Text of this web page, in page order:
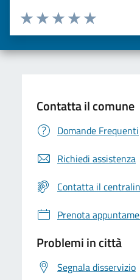
Valuta da 1 a 5 stelle la pagina
Valuta 5
Valuta 4 stelle
Valuta 3 stelle su 5
Valuta 2 stelle su 5
Valuta una stella su 5
Contatta il comune
Domande Frequenti
Richiedi assistenza
Contatta il
Prenota
Problemi in città
Segnala disservizio